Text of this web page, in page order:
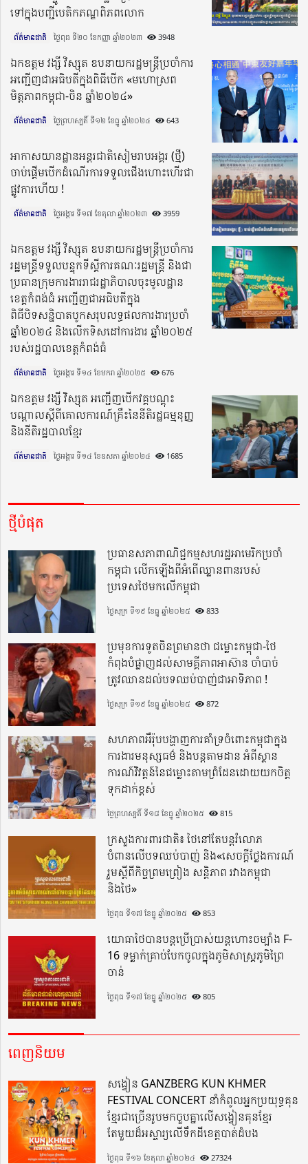
ទៅក្នុងបញ្ជីបេតិកភណ្ឌពិភពលោក
ព័ត៌មានជាតិ ថ្ងៃពុធ ទី២០ ខែកញ្ញា ឆ្នាំ២០២៣​ 3948
ឯកឧត្តម វង្សី វិស្សុត ឧបនាយករដ្ឋមន្ត្រីប្រចាំការ
អញ្ជើញជាអធិបតីក្នុងពិធីបើក «មហោស្រព
មិត្តភាពកម្ពុជា-ចិន ឆ្នាំ២០២៤»
ព័ត៌មានជាតិ ថ្ងៃព្រហស្បតិ៍ ទី១២ ខែធ្នូ ឆ្នាំ២០២៤​ 643
អាកាសយានដ្ឋានអន្តរជាតិសៀមរាបអង្គរ (ថ្មី)
ចាប់ផ្តើមបើកដំណើរការទទួលជើងហោះហើរជា
ផ្លូវការហើយ !
ព័ត៌មានជាតិ ថ្ងៃអង្គារ ទី១៧ ខែតុលា ឆ្នាំ២០២៣​ 3959
ឯកឧត្តម វង្សី វិស្សុត ឧបនាយករដ្ឋមន្រ្តីប្រចាំការ
រដ្ឋមន្រ្តីទទួលបន្ទុកទីស្ដីការគណៈរដ្ឋមន្ត្រី និងជា
ប្រធានក្រុមការងាររាជរដ្ឋាភិបាលចុះមូលដ្ឋាន
ខេត្តកំពង់ធំ អញ្ជើញជាអធិបតីក្នុង
ពិធីបិទសន្និបាតបូកសរុបលទ្ធផលការងារប្រចាំ
ឆ្នាំ២០២៤ និងលើកទិសដៅការងារ ឆ្នាំ២០២៥
របស់រដ្ឋបាលខេត្តកំពង់ធំ
ព័ត៌មានជាតិ ថ្ងៃអង្គារ ទី១៤ ខែមករា ឆ្នាំ២០២៥​ 676
ឯកឧត្តម វង្សី វិស្សុត អញ្ជើញបើកវគ្គបណ្តុះ
បណ្តាល​ស្តីពីគោលការណ៍គ្រឹះ​នៃនីតិរដ្ឋធម្មនុញ្ញ​
និងនីតិរដ្ឋបាលខ្មែរ
ព័ត៌មានជាតិ ថ្ងៃអង្គារ ទី១៤ ខែឧសភា ឆ្នាំ២០២៤​ 1685
ថ្មីបំផុត
ប្រធានសភាពាណិជ្ជកម្មសហរដ្ឋអាមេរិកប្រចាំ
កម្ពុជា លើកឡើងពីអំពើឈ្លានពានរបស់
ប្រទេសថៃមកលើកម្ពុជា
ថ្ងៃសុក្រ ទី១៩ ខែធ្នូ ឆ្នាំ២០២៥ 833
ប្រមុខការទូតចិនព្រមានថា ជម្លោះកម្ពុជា-ថៃ
កំពុងបំផ្លាញដល់សាមគ្គីភាពអាស៊ាន ចាំបាច់
ត្រូវឈានដល់បទឈប់បាញ់ជាអាទិភាព !
ថ្ងៃសុក្រ ទី១៩ ខែធ្នូ ឆ្នាំ២០២៥ 872
សហភាពអឺរ៉ុបបង្ហាញការគាំទ្រចំពោះកម្ពុជាក្នុង
ការងារមនុស្សធម៌ និងបន្តតាមដាន អំពីស្ថាន
ការណ៍វិវត្តន៍នៃជម្លោះតាមព្រំដែនដោយយកចិត្ត
ទុកដាក់ខ្ពស់
ថ្ងៃព្រហស្បតិ៍ ទី១៨ ខែធ្នូ ឆ្នាំ២០២៥ 815
ក្រសួងការពារជាតិ៖ ថៃនៅតែបន្តរំលោភ
បំពានលើបទឈប់បាញ់ និង«សេចក្តីថ្លែងការណ៍
រួមស្តីពីកិច្ចព្រមព្រៀង សន្តិភាព រវាងកម្ពុជា
និងថៃ»
ថ្ងៃពុធ ទី១៧ ខែធ្នូ ឆ្នាំ២០២៥ 853
យោធាថៃបានបន្តប្រើប្រាស់យន្តហោះចម្បាំង F-
16 ទម្លាក់គ្រាប់បែកចូលក្នុងភូមិសាស្ត្រភូមិព្រៃ
ចាន់
ថ្ងៃពុធ ទី១៧ ខែធ្នូ ឆ្នាំ២០២៥ 805
ពេញនិយម
សង្វៀន GANZBERG KUN KHMER
FESTIVAL CONCERT នាំកំពូលអ្នកប្រយុទ្ធគុន
ខ្មែរជាច្រើនរូបមកចួបគ្នាលើសង្វៀនគុនខ្មែរ
តែមួយដ៏អស្ចារ្យលើទឹកដីខេត្តបាត់ដំបង
ថ្ងៃពុធ ទី១៦ ខែតុលា ឆ្នាំ២០២៤ 27324